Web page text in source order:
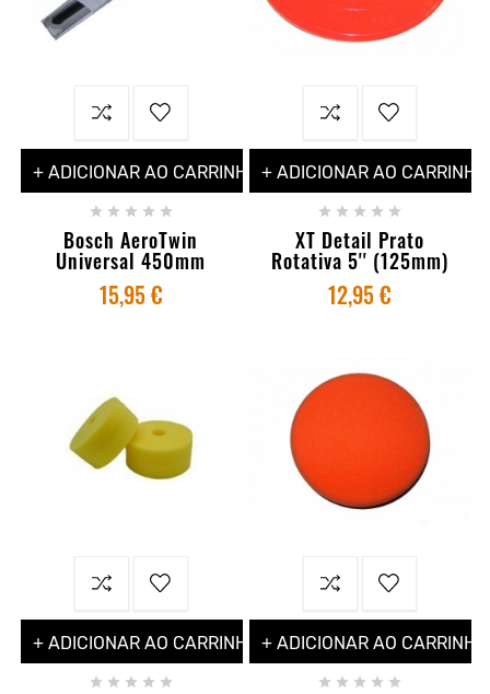
+ ADICIONAR AO CARRINHO
    
Bosch AeroTwin
Universal 450mm
15,95 €
+ ADICIONAR AO CARRINHO
    
XT Detail Prato
Rotativa 5'' (125mm)
12,95 €
+ ADICIONAR AO CARRINHO
    
+ ADICIONAR AO CARRINHO
    